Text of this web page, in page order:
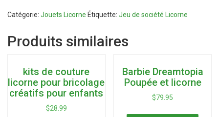
Catégorie: Jouets Licorne Étiquette: Jeu de société Licorne
Produits similaires
kits de couture
licorne pour bricolage
créatifs pour enfants
$28.99
Barbie Dreamtopia
Poupée et licorne
$79.95